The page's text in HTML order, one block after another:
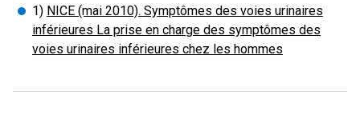
1) NICE (mai 2010). Symptômes des voies urinaires
inférieures La prise en charge des symptômes des
voies urinaires inférieures chez les hommes